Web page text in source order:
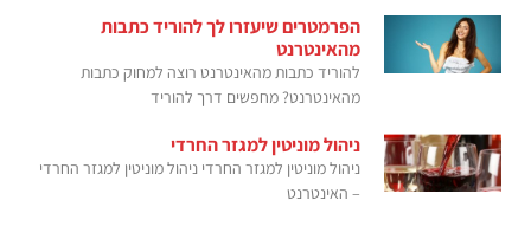
הפרמטרים שיעזרו לך להוריד כתבות
מהאינטרנט
להוריד כתבות מהאינטרנט רוצה למחוק כתבות
מהאינטרנט? מחפשים דרך להוריד
ניהול מוניטין למגזר החרדי
ניהול מוניטין למגזר החרדי ניהול מוניטין למגזר החרדי
– האינטרנט